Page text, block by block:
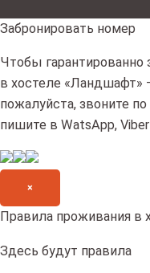
Забронировать номер
Чтобы гарантированно
в хостеле «Ландшафт»
пожалуйста, звоните
пишите в WatsApp,
×
Правила проживания в
Здесь будут правила